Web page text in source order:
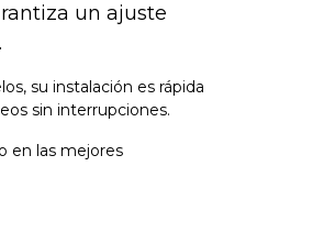
un ajuste
su instalación es rápida
sin interrupciones.
en las mejores